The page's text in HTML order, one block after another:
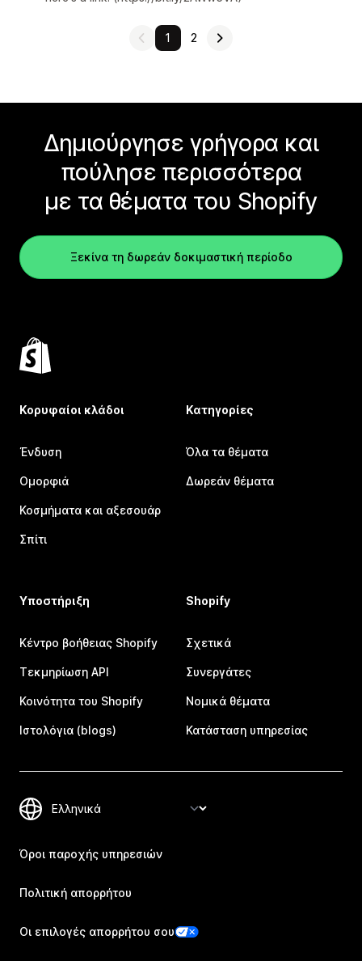
1 2
Δημιούργησε γρήγορα και
πούλησε περισσότερα
με τα θέματα του Shopify
Ξεκίνα τη δωρεάν δοκιμαστική περίοδο
Κορυφαίοι κλάδοι
Ένδυση
Ομορφιά
Κοσμήματα και αξεσουάρ
Σπίτι
Κατηγορίες
Όλα τα θέματα
Δωρεάν θέματα
Υποστήριξη
Κέντρο βοήθειας Shopify
Τεκμηρίωση API
Κοινότητα του Shopify
Ιστολόγια (blogs)
Shopify
Σχετικά
Συνεργάτες
Νομικά θέματα
Κατάσταση υπηρεσίας
Όροι παροχής υπηρεσιών
Πολιτική απορρήτου
Οι επιλογές απορρήτου σου